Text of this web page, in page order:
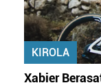
KIROLA
Xabier